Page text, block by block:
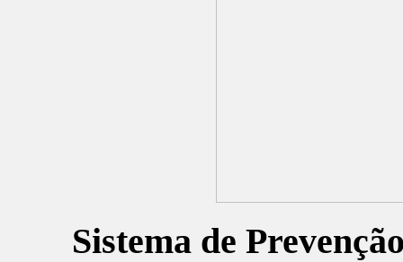
Sistema de